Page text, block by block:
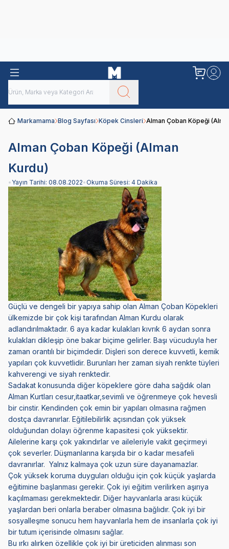
Markamama Blog Sayfası Köpek Cinsleri Alman Çoban Köpeği
Alman Çoban Köpeği (Alman
Kurdu)
• Yayın Tarihi: 08.08.2022•Okuma Süresi: 4 Dakika
Güçlü ve dengeli bir yapıya sahip olan Alman Çoban Köpekleri
ülkemizde bir çok kişi tarafından Alman Kurdu olarak
adlandırılmaktadır. 6 aya kadar kulakları kıvrık 6 aydan sonra
kulakları dikleşip öne bakar biçime gelirler. Başı vücuduyla her
zaman orantılı bir biçimdedir. Dişleri son derece kuvvetli, kemik
yapıları çok kuvvetlidir. Burunları her zaman siyah renkte tüyleri
kahverengi ve siyah renktedir.
Sadakat konusunda diğer köpeklere göre daha sağdık olan
Alman Kurtları cesur,itaatkar,sevimli ve öğrenmeye çok hevesli
bir cinstir. Kendinden çok emin bir yapıları olmasına rağmen
dostça davranırlar. Eğitilebilirlik açısından çok yüksek
olduğundan dolayı öğrenme kapasitesi çok yüksektir.
Ailelerine karşı çok yakındırlar ve aileleriyle vakit geçirmeyi
çok severler. Düşmanlarına karşıda bir o kadar mesafeli
davranırlar. Yalnız kalmaya çok uzun süre dayanamazlar.
Çok yüksek koruma duyguları olduğu için çok küçük yaşlarda
eğitimine başlanması gerekir. Çok iyi eğitim verilirken aşırıya
kaçılmaması gerekmektedir. Diğer hayvanlarla arası küçük
yaşlardan beri onlarla beraber olmasına bağlıdır. Çok iyi bir
sosyalleşme sonucu hem hayvanlarla hem de insanlarla çok iyi
bir tutum içerisinde olmasını sağlar.
Bu ırkı alırken özellikle çok iyi bir üreticiden alınması son